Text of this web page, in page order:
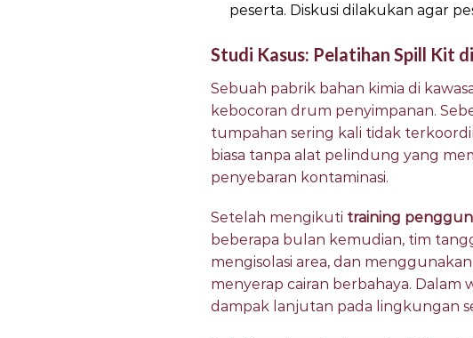
peserta. Diskusi dilakukan agar
Studi Kasus: Pelatihan Spill Kit
Sebuah pabrik bahan kimia di
kebocoran drum penyimpanan.
tumpahan sering kali tidak
biasa tanpa alat pelindung yang
penyebaran kontaminasi.
Setelah mengikuti training
beberapa bulan kemudian, tim
mengisolasi area, dan menggunakan
menyerap cairan berbahaya.
dampak lanjutan pada lingkungan